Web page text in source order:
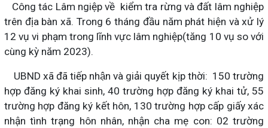
Công tác Lâm ngiệp về kiểm tra rừng và đất lâm nghiệp
trên địa bàn xã. Trong 6 tháng đầu năm phát hiện và xử lý
12 vụ vi phạm trong lĩnh vực lâm nghiệp(tăng 10 vụ so với
cùng kỳ năm 2023).
UBND xã đã tiếp nhận và giải quyết kịp thời: 150 trường
hợp đăng ký khai sinh, 40 trường hợp đăng ký khai tử, 55
trường hợp đăng ký kết hôn, 130 trường hợp cấp giấy xác
nhận tình trạng hôn nhân, nhận cha mẹ con: 02 trường